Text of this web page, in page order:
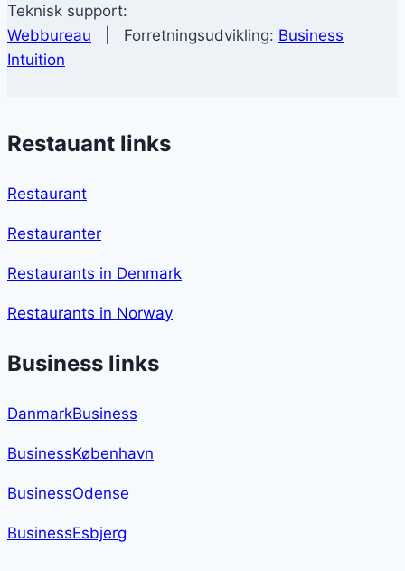
Teknisk support:
Webbureau | Forretningsudvikling: Business
Intuition
Restauant links
Restaurant
Restauranter
Restaurants in Denmark
Restaurants in Norway
Business links
DanmarkBusiness
BusinessKøbenhavn
BusinessOdense
BusinessEsbjerg